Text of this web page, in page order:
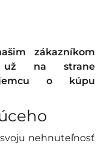
zákazníkom
už na strane
o kúpu
nehnuteľnosť